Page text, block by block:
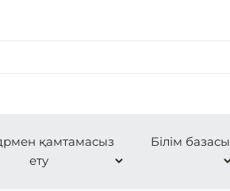
қамтамасыз
ету
Білім базасы